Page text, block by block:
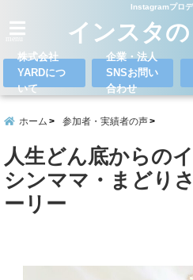
Instagramプロ
インスタ
株式会社
YARDにつ
いて
企業・法人
SNSお問い
合わせ
ホーム 参加者・実績者の声
人生どん底からの
シンママ・まどり
ーリー